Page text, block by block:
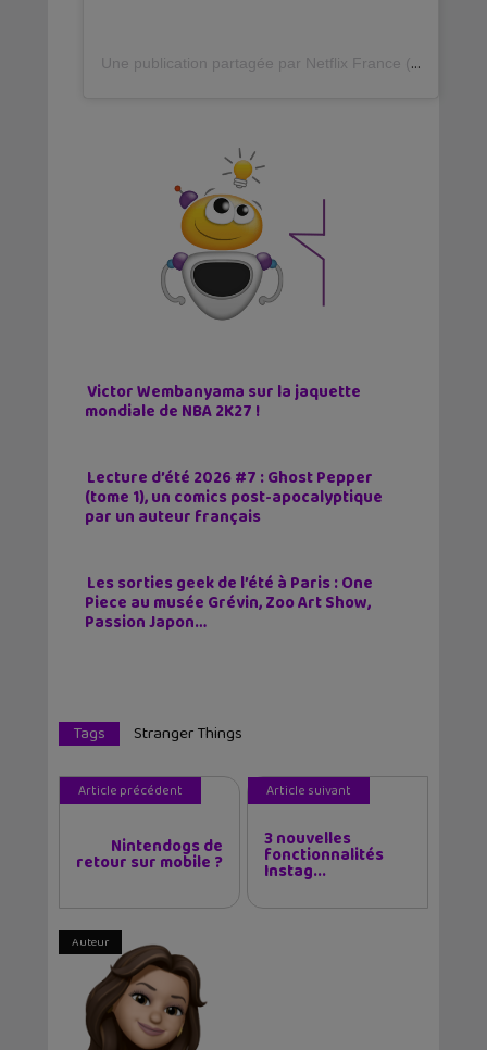
U
ne publication partagée par Netflix France (@netflixfr)
Victor Wembanyama sur la jaquette
mondiale de NBA 2K27 !
Lecture d’été 2026 #7 : Ghost Pepper
(tome 1), un comics post-apocalyptique
par un auteur français
Les sorties geek de l’été à Paris : One
Piece au musée Grévin, Zoo Art Show,
Passion Japon…
Tags Stranger Things
Article précédent
Nintendogs de
retour sur mobile ?
Article suivant
3 nouvelles
fonctionnalités
Instag...
Auteur